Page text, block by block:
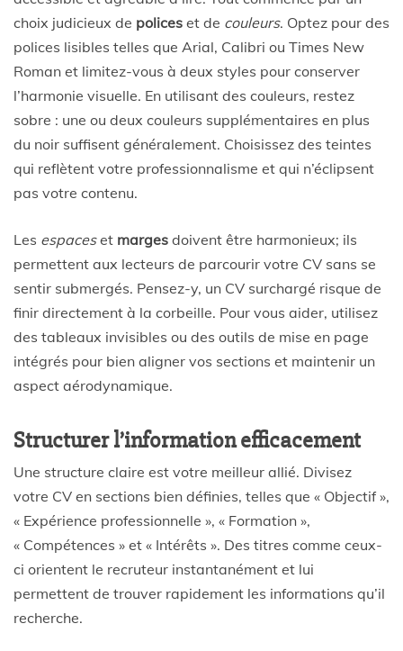
choix judicieux de polices et de couleurs. Optez pour des
polices lisibles telles que Arial, Calibri ou Times New
Roman et limitez-vous à deux styles pour conserver
l’harmonie visuelle. En utilisant des couleurs, restez
sobre : une ou deux couleurs supplémentaires en plus
du noir suffisent généralement. Choisissez des teintes
qui reflètent votre professionnalisme et qui n’éclipsent
pas votre contenu.
Les espaceset marges doivent être harmonieux; ils
permettent aux lecteurs de parcourir votre CV sans se
sentir submergés. Pensez-y, un CV surchargé risque de
finir directement à la corbeille. Pour vous aider, utilisez
des tableaux invisibles ou des outils de mise en page
intégrés pour bien aligner vos sections et maintenir un
aspect aérodynamique.
Structurer l’information efficacement
Une structure claire est votre meilleur allié. Divisez
votre CV en sections bien définies, telles que « Objectif »,
« Expérience professionnelle », « Formation »,
« Compétences » et « Intérêts ». Des titres comme ceux-
ci orientent le recruteur instantanément et lui
permettent de trouver rapidement les informations qu’il
recherche.